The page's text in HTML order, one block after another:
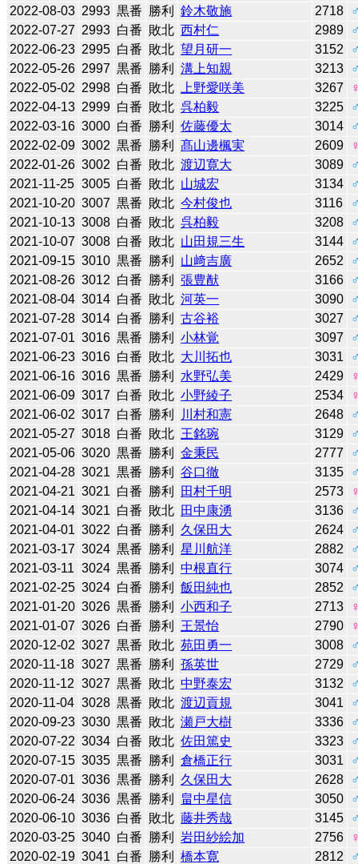
2022-08-03 2993 黒番 勝利 鈴木敬施 2718
2022-07-27 2993 白番 敗北 西村仁 2989
2022-06-23 2995 白番 敗北 望月研一 3152
2022-05-26 2997 黒番 勝利 溝上知親 3213
2022-05-02 2998 白番 敗北 上野愛咲美 3267
2022-04-13 2999 白番 敗北 呉柏毅 3225
2022-03-16 3000 白番 勝利 佐藤優太 3014
2022-02-09 3002 黒番 勝利 髙山邊楓実 2609
2022-01-26 3002 白番 敗北 渡辺寛大 3089
2021-11-25 3005 白番 敗北 山城宏 3134
2021-10-20 3007 黒番 敗北 今村俊也 3116
2021-10-13 3008 白番 敗北 呉柏毅 3208
2021-10-07 3008 白番 敗北 山田規三生 3144
2021-09-15 3010 黒番 勝利 山﨑吉廣 2652
2021-08-26 3012 白番 勝利 張豊猷 3166
2021-08-04 3014 白番 敗北 河英一 3090
2021-07-28 3014 白番 勝利 古谷裕 3027
2021-07-01 3016 黒番 勝利 小林覚 3097
2021-06-23 3016 白番 敗北 大川拓也 3031
2021-06-16 3016 黒番 勝利 水野弘美 2429
2021-06-09 3017 白番 敗北 小野綾子 2534
2021-06-02 3017 白番 勝利 川村和憲 2648
2021-05-27 3018 白番 敗北 王銘琬 3129
2021-05-06 3020 黒番 勝利 金秉民 2777
2021-04-28 3021 黒番 勝利 谷口徹 3135
2021-04-21 3021 白番 勝利 田村千明 2573
2021-04-14 3021 白番 敗北 田中康湧 3136
2021-04-01 3022 白番 勝利 久保田大 2624
2021-03-17 3024 黒番 勝利 星川航洋 2882
2021-03-11 3024 黒番 勝利 中根直行 3074
2021-02-25 3024 白番 勝利 飯田純也 2852
2021-01-20 3026 黒番 勝利 小西和子 2713
2021-01-07 3026 白番 勝利 王景怡 2790
2020-12-02 3027 黒番 敗北 苑田勇一 3008
2020-11-18 3027 黒番 勝利 孫英世 2729
2020-11-12 3027 黒番 敗北 中野泰宏 3132
2020-11-04 3028 黒番 敗北 渡辺貢規 3041
2020-09-23 3030 黒番 敗北 瀬戸大樹 3336
2020-07-22 3034 白番 敗北 佐田篤史 3323
2020-07-15 3035 黒番 勝利 倉橋正行 3031
2020-07-01 3036 黒番 勝利 久保田大 2628
2020-06-24 3036 黒番 勝利 畠中星信 3050
2020-06-10 3036 白番 敗北 藤井秀哉 3145
2020-03-25 3040 白番 勝利 岩田紗絵加 2756
2020-02-19 3041 白番 勝利 橋本寛 2812